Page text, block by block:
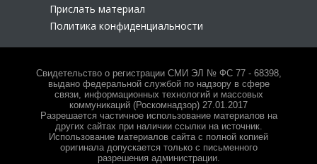
Прислать материал
Политика конфиденциальности
Свидетельство о регистрации СМИ ЭЛ № ФС 77 - 68398,
выдано федеральной службой по надзору в сфере
связи, информационных технологий и массовых
коммуникаций (Роскомнадзор) 27.01.2017
Разрешается частичное использование материалов на
других сайтах при наличии ссылки на источник.
Использование материалов сайта с полной копией
оригинала допускается только с письменного
разрешения администрации.